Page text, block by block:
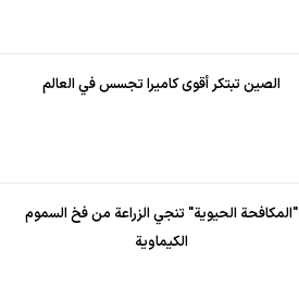
الصين تبتكر أقوى كاميرا تجسس في العالم
"المكافحة الحيوية" تنجي الزراعة من فخ السموم
الكيماوية